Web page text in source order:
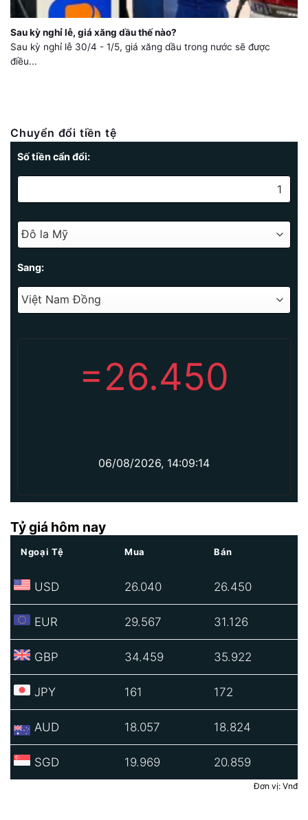
Sau kỳ nghỉ lễ, giá xăng dầu thế nào?
Sau kỳ nghỉ lễ 30/4 - 1/5, giá xăng dầu trong nước sẽ được
điều...
Chuyển đổi tiền tệ
Số tiền cẩn đổi:
Sang:
=26.450
06/08/2026, 14:09:14
Tỷ giá hôm nay
Ngoại Tệ Mua Bán
USD 26.040 26.450
EUR 29.567 31.126
GBP 34.459 35.922
JPY 161 172
AUD 18.057 18.824
SGD 19.969 20.859
Đơn vị: Vnđ